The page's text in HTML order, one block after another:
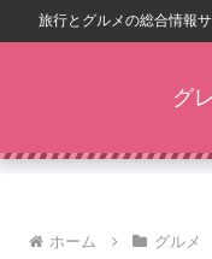
旅行とグルメの総合情報
グ
ホーム グルメ